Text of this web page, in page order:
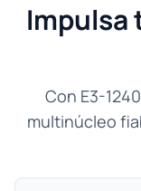
Impulsa
Con E3-
multinúcleo